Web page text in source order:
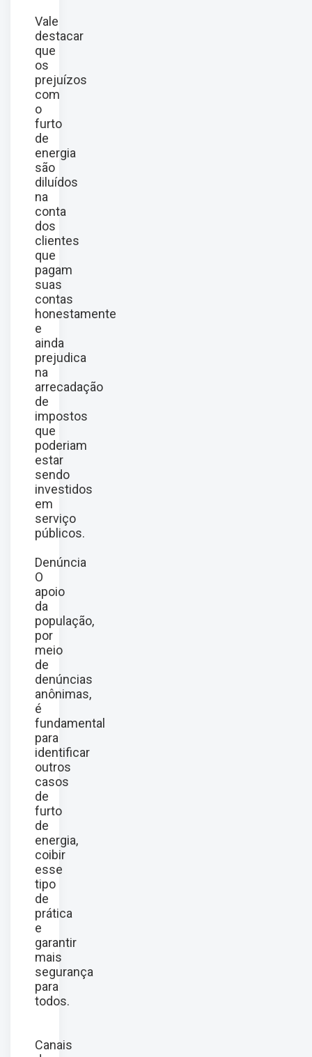
Vale
destacar
que
os
prejuízos
com
o
furto
de
energia
são
diluídos
na
conta
dos
clientes
que
pagam
suas
contas
honestamente
e
ainda
prejudica
na
arrecadação
de
impostos
que
poderiam
estar
sendo
investidos
em
serviço
públicos.
Denúncia
O
apoio
da
população,
por
meio
de
denúncias
anônimas,
é
fundamental
para
identificar
outros
casos
de
furto
de
energia,
coibir
esse
tipo
de
prática
e
garantir
mais
segurança
para
todos.
Canais